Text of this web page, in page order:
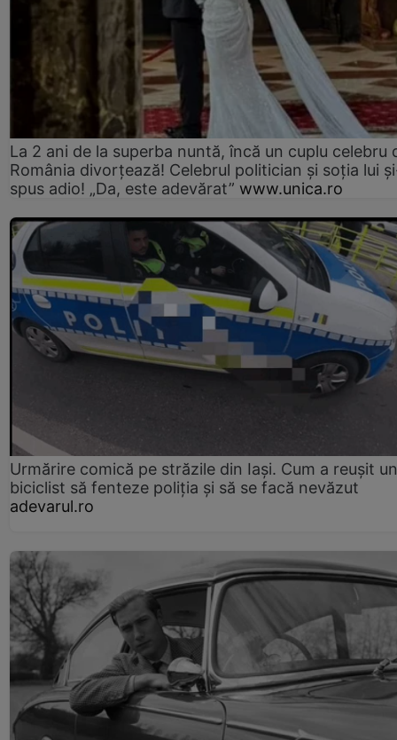
La 2 ani de la superba nuntă, încă un cuplu celebru
România divorțează! Celebrul politician și soția lui
spus adio! „Da, este adevărat” www.unica.ro
Urmărire comică pe străzile din Iași. Cum a reușit un
biciclist să fenteze poliția și să se facă nevăzut
adevarul.ro